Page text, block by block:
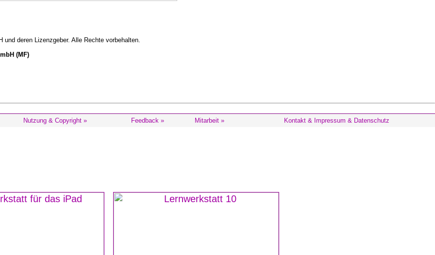
deren Lizenzgeber. Alle Rechte vorbehalten.
(MF)
Nutzung & Copyright » Feedback » Mitarbeit » Kontakt & Impressum & Datenschutz